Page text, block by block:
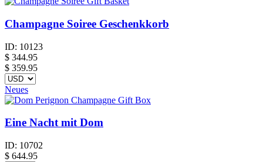
Champagne Soiree Geschenkkorb
ID: 10123
$ 344.95
$ 359.95
Neues
Eine Nacht mit Dom
ID: 10702
$ 644.95